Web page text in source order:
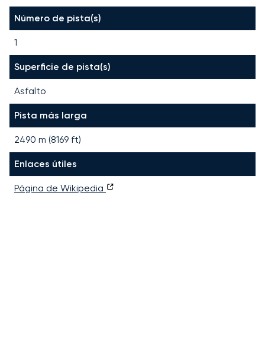
Número de pista(s)
1
Superficie de pista(s)
Asfalto
Pista más larga
2490 m (8169 ft)
Enlaces útiles
Página de Wikipedia